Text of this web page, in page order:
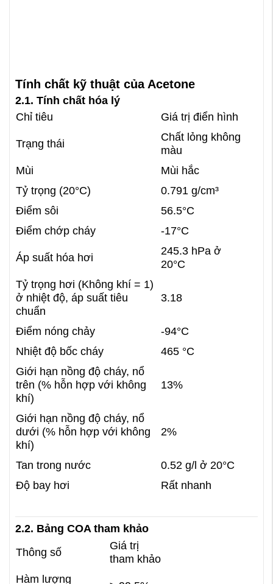
Tính chất kỹ thuật của Acetone
2.1. Tính chất hóa lý
Chỉ tiêu
Giá trị điển hình
Trạng thái
Chất lỏng không
màu
Mùi
Mùi hắc
Tỷ trọng (20°C)
0.791 g/cm³
Điểm sôi
56.5°C
Điểm chớp cháy
-17°C
Áp suất hóa hơi
245.3 hPa ở
20°C
Tỷ trọng hơi (Không khí = 1)
ở nhiệt độ, áp suất tiêu
chuẩn
3.18
Điểm nóng chảy
-94°C
Nhiệt độ bốc cháy
465 °C
Giới hạn nồng độ cháy, nổ
trên (% hỗn hợp với không
khí)
13%
Giới hạn nồng độ cháy, nổ
dưới (% hỗn hợp với không
khí)
2%
Tan trong nước
0.52 g/l ở 20°C
Độ bay hơi
Rất nhanh
2.2. Bảng COA tham khảo
Thông số
Giá trị
tham khảo
Hàm lượng